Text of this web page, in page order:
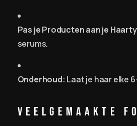
Pas je Producten aan je
serums.
Onderhoud: Laat je haar elke
Veelgemaakte